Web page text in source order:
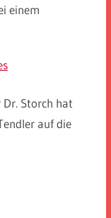
einem
Storch hat
auf die